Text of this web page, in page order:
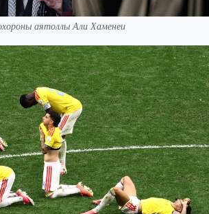
аятоллы Али Хаменеи